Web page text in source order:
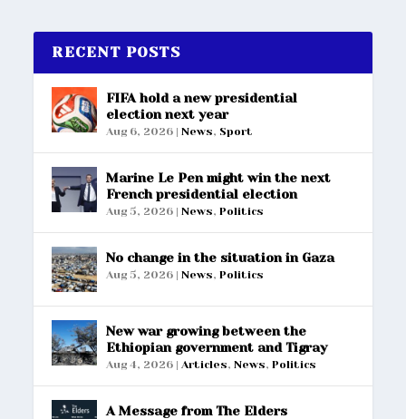
RECENT POSTS
FIFA hold a new presidential
election next year
Aug 6, 2026 |News, Sport
Marine Le Pen might win the next
French presidential election
Aug 5, 2026 |News,Politics
No change in the situation in Gaza
Aug 5, 2026 |News,Politics
New war growing between the
Ethiopian government and Tigray
Aug 4, 2026 |Articles,News,Politics
A Message from The Elders